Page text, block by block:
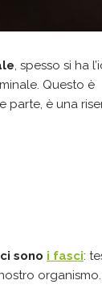
, spesso si ha
Questo è
parte, è una
sono i fasci:
organismo.